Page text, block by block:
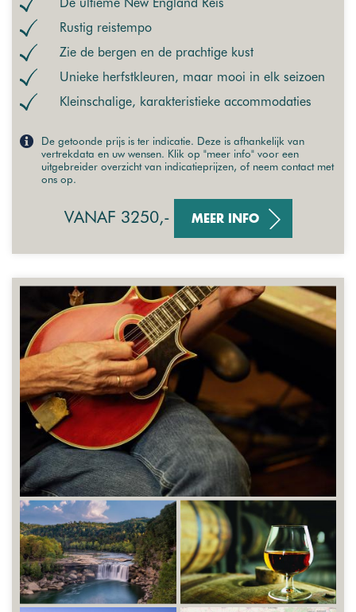
Rustig reistempo
Zie de bergen en de prachtige kust
Unieke herfstkleuren, maar mooi in elk seizoen
Kleinschalige, karakteristieke accommodaties
De getoonde prijs is ter indicatie. Deze is afhankelijk van
vertrekdata en uw wensen. Klik op "meer info" voor een
uitgebreider overzicht van indicatieprijzen, of neem contact met
ons op.
VANAF 3250,- MEER INFO